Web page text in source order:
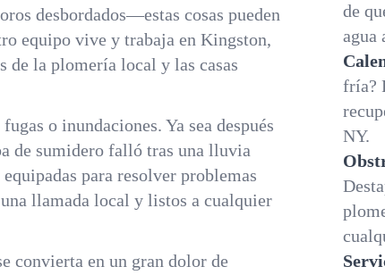
desbordados—estas cosas pueden
equipo vive y trabaja en Kingston,
de la plomería local y las casas
o inundaciones. Ya sea después
de sumidero falló tras una lluvia
para resolver problemas
llamada local y listos a cualquier
convierta en un gran dolor de
de
agua
fría?
NY.